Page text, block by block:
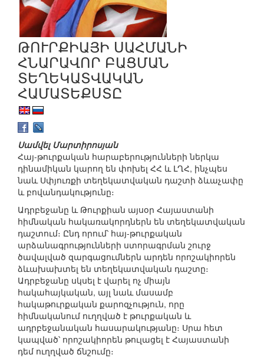
ԹՈՒՐՔԻԱՅԻ ՍԱՀՄԱՆԻ
ՀՆԱՐԱՎՈՐ ԲԱՑՄԱՆ
ՏԵՂԵԿԱՏՎԱԿԱՆ
ՀԱՄԱՏԵՔՍՏԸ
Սամվել Մարտիրոսյան
Հայ-թուրքական հարաբերությունների ներկա
դինամիկան կարող են փոխել ՀՀ և ԼՂՀ, ինչպես
նաև Սփյուռքի տեղեկատվական դաշտի ձևաչափը
և բովանդակությունը։
Ադրբեջանը և Թուրքիան այսօր Հայաստանի
հիմնական հակառակորդներն են տեղեկատվական
դաշտում։ Ընդ որում՝ հայ-թուրքական
արձանագրությունների ստորագրման շուրջ
ծավալված զարգացումներն արդեն որոշակիորեն
ձևախախտել են տեղեկատվական դաշտը։
Ադրբեջանը սկսել է վարել ոչ միայն
հակահայկական, այլ նաև մասամբ
հակաթուրքական քարոզչություն, որը
հիմնականում ուղղված է թուրքական և
ադրբեջանական հասարակությանը։ Սրա հետ
կապված՝ որոշակիորեն թուլացել է Հայաստանի
դեմ ուղղված ճնշումը։